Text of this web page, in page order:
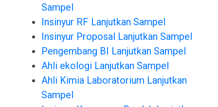
Sampel
Insinyur RF Lanjutkan Sampel
Insinyur Proposal Lanjutkan Sampel
Pengembang BI Lanjutkan Sampel
Ahli ekologi Lanjutkan Sampel
Ahli Kimia Laboratorium Lanjutkan
Sampel